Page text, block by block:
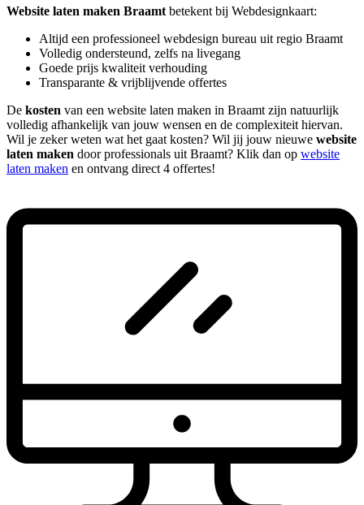
Website laten maken Braamt betekent bij Webdesignkaart:
Altijd een professioneel webdesign bureau uit regio Braamt
Volledig ondersteund, zelfs na livegang
Goede prijs kwaliteit verhouding
Transparante & vrijblijvende offertes
De kosten van een website laten maken in Braamt zijn natuurlijk
volledig afhankelijk van jouw wensen en de complexiteit hiervan.
Wil je zeker weten wat het gaat kosten? Wil jij jouw nieuwe website
laten maken door professionals uit Braamt? Klik dan op website
laten maken en ontvang direct 4 offertes!